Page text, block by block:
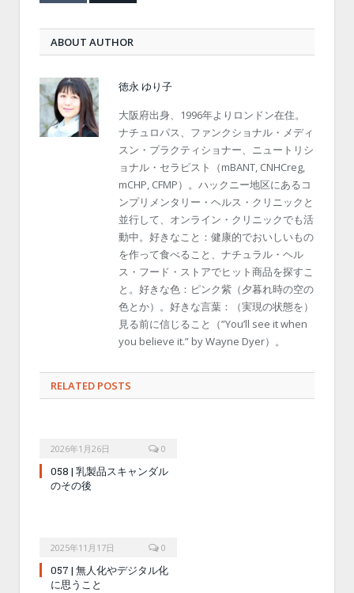
ABOUT AUTHOR
徳永 ゆり子
大阪府出身、1996年よりロンドン在住。
ナチュロパス、ファンクショナル・メディ
スン・プラクティショナー、ニュートリシ
ョナル・セラピスト（mBANT, CNHCreg,
mCHP, CFMP）。ハックニー地区にあるコ
ンプリメンタリー・ヘルス・クリニックと
並行して、オンライン・クリニックでも活
動中。好きなこと：健康的でおいしいもの
を作って食べること、ナチュラル・ヘル
ス・フード・ストアでヒット商品を探すこ
と。好きな色：ピンク紫（夕暮れ時の空の
色とか）。好きな言葉：（実現の状態を）
見る前に信じること（”You’ll see it when
you believe it.” by Wayne Dyer）。
RELATED POSTS
2026年1月26日 0
058 | 乳製品スキャンダル
のその後
2025年11月17日 0
057 | 無人化やデジタル化
に思うこと